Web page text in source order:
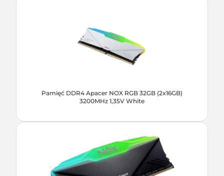
Pamięć DDR4 Apacer NOX RGB 32GB (2x16GB)
3200MHz 1,35V White